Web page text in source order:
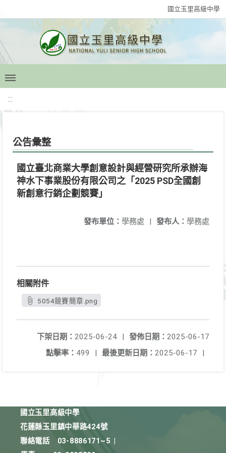
國立玉里高級中學
:::
公告彙整
國立臺北商業大學創意設計與經營研究所承辦海
神水下事業股份有限公司之「2025 PSD全國創
新創意行銷企劃競賽」
發布人： 學務處
發布單位： 學務處 |
相關附件
5054競賽簡章.png
發佈日期： 2025-06-17
下架日期： 2025-06-24
|
最後更新日期： 2025-06-17 |
點擊率： 499 |
國立玉里高級中學
花蓮縣玉里鎮中華路424號
聯絡電話
03-8886171~5